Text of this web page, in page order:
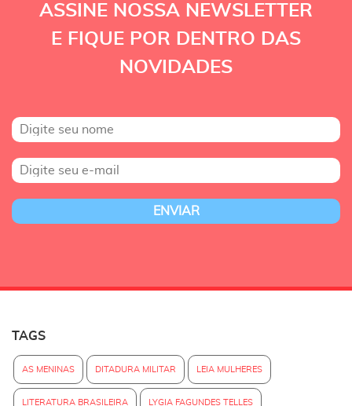
ASSINE NOSSA NEWSLETTER
E FIQUE POR DENTRO DAS
NOVIDADES
TAGS
AS MENINAS DITADURA MILITAR LEIA MULHERES
LITERATURA BRASILEIRA LYGIA FAGUNDES TELLES